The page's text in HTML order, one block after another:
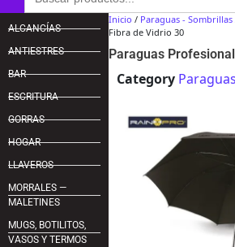
ALCANCÍAS
ANTIESTRES
BAR
ESCRITURA
GORRAS
HOGAR
LLAVEROS
MORRALES —
MALETINES
MUGS, BOTILITOS,
VASOS Y TERMOS
Inicio / Paraguas - Sombrillas
Fibra de Vidrio 30
Paraguas
Category